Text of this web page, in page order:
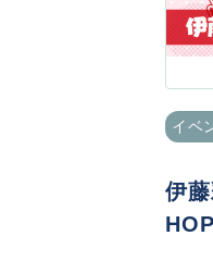
イベ
伊